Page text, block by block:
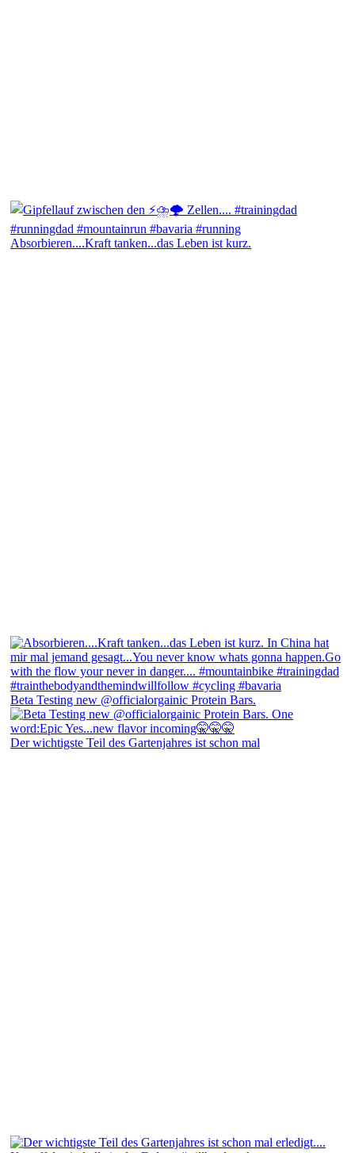
Absorbieren....Kraft tanken...das Leben ist kurz.
Beta Testing new @officialorgainic Protein Bars.
Der wichtigste Teil des Gartenjahres ist schon mal